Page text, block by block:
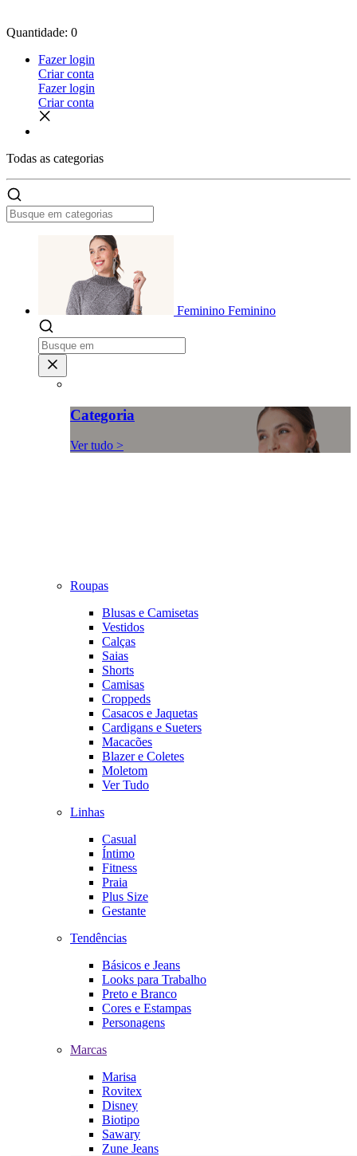
Quantidade: 0
Fazer login
Criar conta
Fazer login
Criar conta
Todas as categorias
Feminino Feminino
Categoria
Ver tudo >
Roupas
Blusas e Camisetas
Vestidos
Calças
Saias
Shorts
Camisas
Croppeds
Casacos e Jaquetas
Cardigans e Sueters
Macacões
Blazer e Coletes
Moletom
Ver Tudo
Linhas
Casual
Íntimo
Fitness
Praia
Plus Size
Gestante
Tendências
Básicos e Jeans
Looks para Trabalho
Preto e Branco
Cores e Estampas
Personagens
Marcas
Marisa
Rovitex
Disney
Biotipo
Sawary
Zune Jeans